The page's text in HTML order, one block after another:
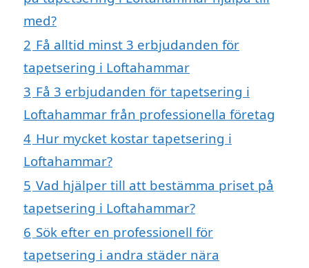
med?
2 Få alltid minst 3 erbjudanden för
tapetsering i Loftahammar
3 Få 3 erbjudanden för tapetsering i
Loftahammar från professionella företag
4 Hur mycket kostar tapetsering i
Loftahammar?
5 Vad hjälper till att bestämma priset på
tapetsering i Loftahammar?
6 Sök efter en professionell för
tapetsering i andra städer nära